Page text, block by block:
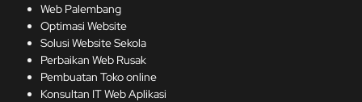
Web Palembang
Optimasi Website
Solusi Website Sekola
Perbaikan Web Rusak
Pembuatan Toko online
Konsultan IT Web Aplikasi